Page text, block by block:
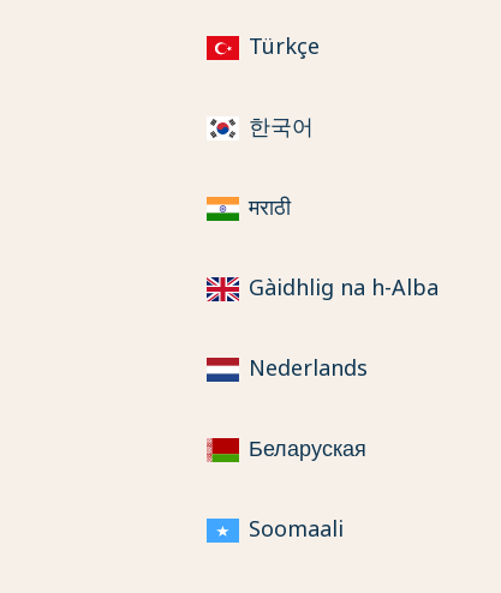
Türkçe
한국어
मराठी
Gàidhlig na h-Alba
Nederlands
Беларуская
Soomaali